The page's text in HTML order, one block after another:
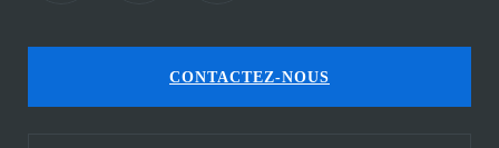
CONTACTEZ-NOUS